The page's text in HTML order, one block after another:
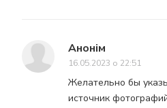
Анонім
16.05.2023 о 22:51
Желательно бы
источник